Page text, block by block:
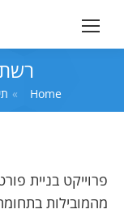
are here:
Home
פרוייקט בניית
מהמובילות